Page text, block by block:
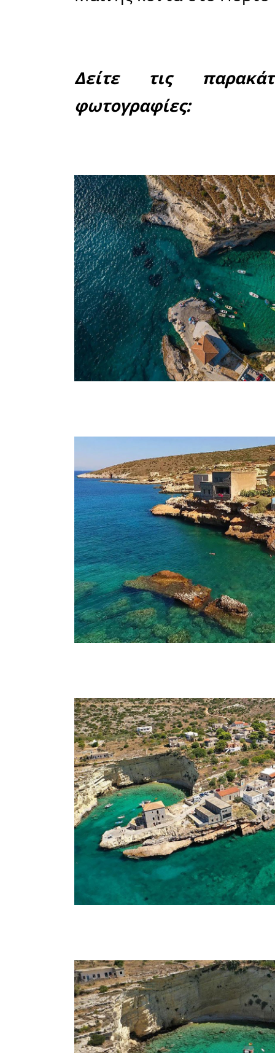
Στο
μοιάζει
τόπου,
λιγοστοί
κυρίως
του
στην
Τηγάνι.
περιοχής
Και η
από το